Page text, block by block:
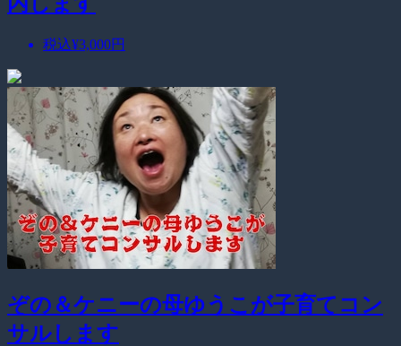
税込¥3,000円
ぞの＆ケニーの母ゆうこが子育てコン
サルします